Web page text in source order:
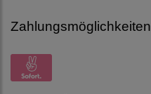
Zahlungsmöglichkeiten